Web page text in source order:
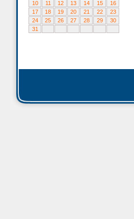
10 11 12 13 14 15
16
17
18 19 20 21 22
23
24
25 26 27 28 29
30
31